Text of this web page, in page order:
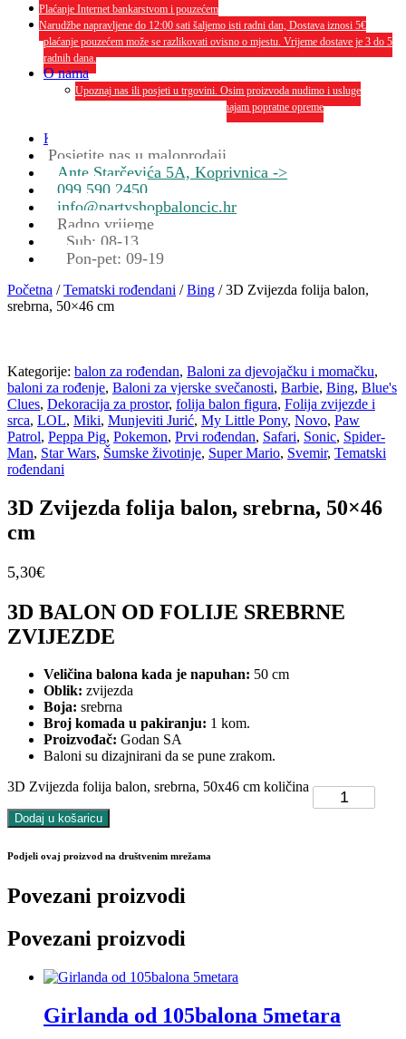
Plaćanje Internet bankarstvom i pouzećem
Narudžbe napravljene do 12:00 sati šaljemo isti radni dan, Dostava iznosi 5€
plaćanje pouzećem može se razlikovati ovisno o mjestu. Vrijeme dostave je 3 do 5
radnih dana.
O nama
Upoznaj nas ili posjeti u trgovini. Osim proizvoda nudimo i usluge
dekoriranja interijera i eksterija te najam popratne opreme
Kontakt
Posjetite nas u maloprodaji
Ante Starčevića 5A, Koprivnica ->
099 590 2450
info@partyshopbaloncic.hr
Radno vrijeme
Sub: 08-13
Pon-pet: 09-19
Početna /Tematski rođendani /Bing / 3D Zvijezda folija balon,
srebrna, 50×46 cm
Kategorije: balon za rođendan, Baloni za djevojačku i momačku,
baloni za rođenje, Baloni za vjerske svečanosti, Barbie, Bing, Blue's
Clues, Dekoracija za prostor, folija balon figura, Folija zvijezde i
srca, LOL, Miki, Munjeviti Jurić, My Little Pony, Novo, Paw
Patrol, Peppa Pig, Pokemon, Prvi rođendan, Safari, Sonic, Spider-
Man, Star Wars, Šumske životinje, Super Mario, Svemir, Tematski
rođendani
3D Zvijezda folija balon, srebrna, 50×46
cm
5,30€
3D BALON OD FOLIJE SREBRNE
ZVIJEZDE
Veličina balona kada je napuhan: 50 cm
Oblik: zvijezda
Boja: srebrna
Broj komada u pakiranju: 1 kom.
Proizvođač: Godan SA
Baloni su dizajnirani da se pune zrakom.
3D Zvijezda folija balon, srebrna, 50x46 cm količina
Dodaj u košaricu
Podjeli ovaj proizvod na društvenim mrežama
Povezani proizvodi
Povezani proizvodi
Girlanda od 105balona 5metara